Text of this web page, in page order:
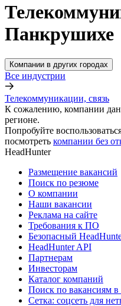
Панкрушихе
Компании в других городах
Все индустрии
Телекоммуникации, связь
К сожалению, компании
регионе.
Попробуйте
посмотреть компании без
HeadHunter
Размещение вакансий
Поиск по резюме
О компании
Наши вакансии
Реклама на сайте
Требования к ПО
Безопасный
HeadHunter API
Партнерам
Инвесторам
Каталог компаний
Поиск по вакансиям
Сетка: соцсеть для